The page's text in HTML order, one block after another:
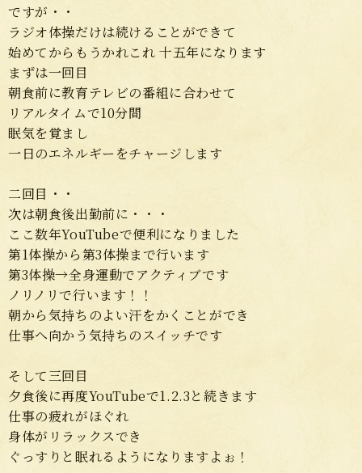
ですが・・
ラジオ体操だけは続けることができて
始めてからもうかれこれ 十五年になります
まずは一回目
朝食前に教育テレビの番組に合わせて
リアルタイムで10分間
眠気を覚まし
一日のエネルギーをチャージします
二回目・・
次は朝食後出勤前に・・・
ここ数年YouTubeで便利になりました
第1体操から第3体操まで行います
第3体操→全身運動でアクティブです
ノリノリで行います！！
朝から気持ちのよい汗をかくことができ
仕事へ向かう気持ちのスイッチです
そして三回目
夕食後に再度YouTubeで1.2.3と続きます
仕事の疲れがほぐれ
身体がリラックスでき
ぐっすりと眠れるようになりますよぉ！